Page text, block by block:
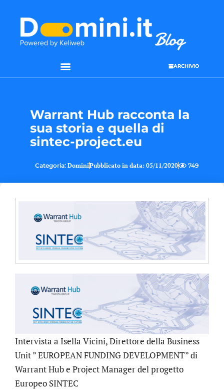
ARCHIVIO
Warrant Hub racconta la
sua storia e quella di
sintec-project.eu
Categoria: DominiPubblicato in data: 05/11/2020 749
Intervista a Isella Vicini, Direttore della Business
Unit ” EUROPEAN FUNDING DEVELOPMENT” di
Warrant Hub e Project Manager del progetto
Europeo SINTEC